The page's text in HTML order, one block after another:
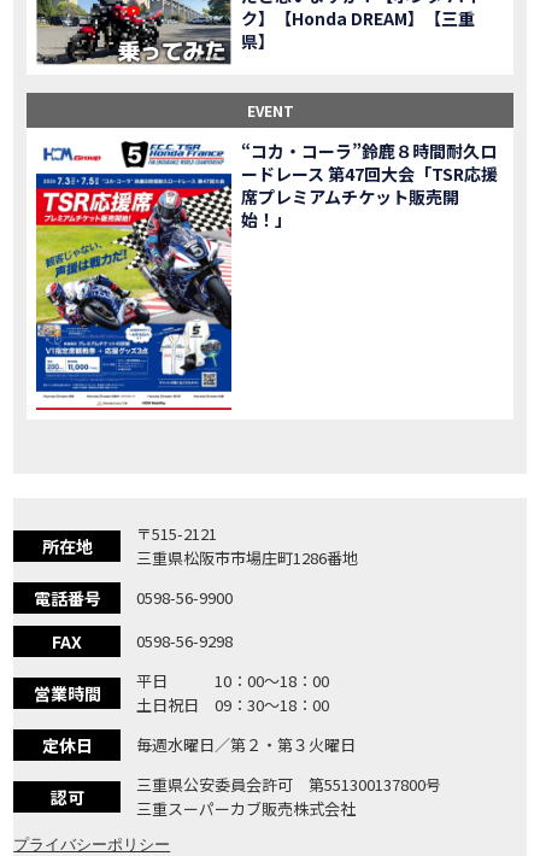
NEW BIKE 「X-ADV」大型クロスオーバーモデル X-ADV をフルモデルチェンジし発売！
NEW BIKE 「CB1000R」のヘッドライト等の外観デザインやカラーリングの変更など熟成を図り発売！
NEW BIKE 「NC750X」大型スポーツモデル NC750X をフルモデルチェンジし発売！
NEW BIKE 「CB1300 SUPER FOUR」「CB1300 SUPER BOL D’OR」ならびに「CB1300 SUPER FOUR SP」「CB1300 SUPER BOL D’OR SP」に先進の電子制御デバイスを採用し発売！
NEW BIKE 大型クルーザーモデル「Rebel 1100」を新発売!!
NEW BIKE よりスポーティーなイメージを強化『CBR650R』を発表!
NEW BIKE Neo Sports Caféシリーズのミドルクラスモデル『CB650R』を発表！
NEW BIKE フルモデルチェンジした 新型「PCX」「PCX160」「PCX e:HEV」を発表!
NEWS 国内販売を予定するグローバルモデルがHondaバイクWebサイトで公開されました！
NEW BIKE 「CRF250L」「CRF250 RALLY」をフルモデルチェンジし発表！
ク】【Honda DREAM】【三重
県】
EVENT
“コカ・コーラ”鈴鹿８時間耐久ロ
ードレース 第47回大会「TSR応援
席プレミアムチケット販売開
始！」
所在地
〒515-2121
三重県松阪市市場庄町1286番地
電話番号 0598-56-9900
FAX 0598-56-9298
営業時間
平日 10：00〜18：00
土日祝日 09：30〜18：00
定休日 毎週水曜日／第２・第３火曜日
認可
三重県公安委員会許可 第551300137800号
三重スーパーカブ販売株式会社
プライバシーポリシー